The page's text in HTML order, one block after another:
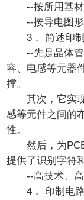
--按所用基材
--按导电图形
3． 简述印制
--先是晶体管
容、电感等元器
撑。
其次，它实现
感等元件之间的
性。
然后，为PCB
提供了识别字符
--高技术、高
4． 印制电路